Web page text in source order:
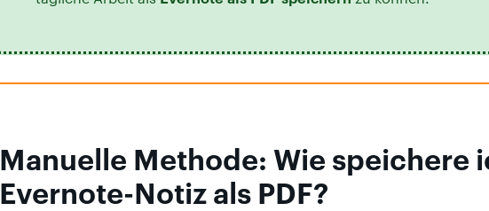
Manuelle Methode: Wie speichere
Evernote-Notiz als PDF?